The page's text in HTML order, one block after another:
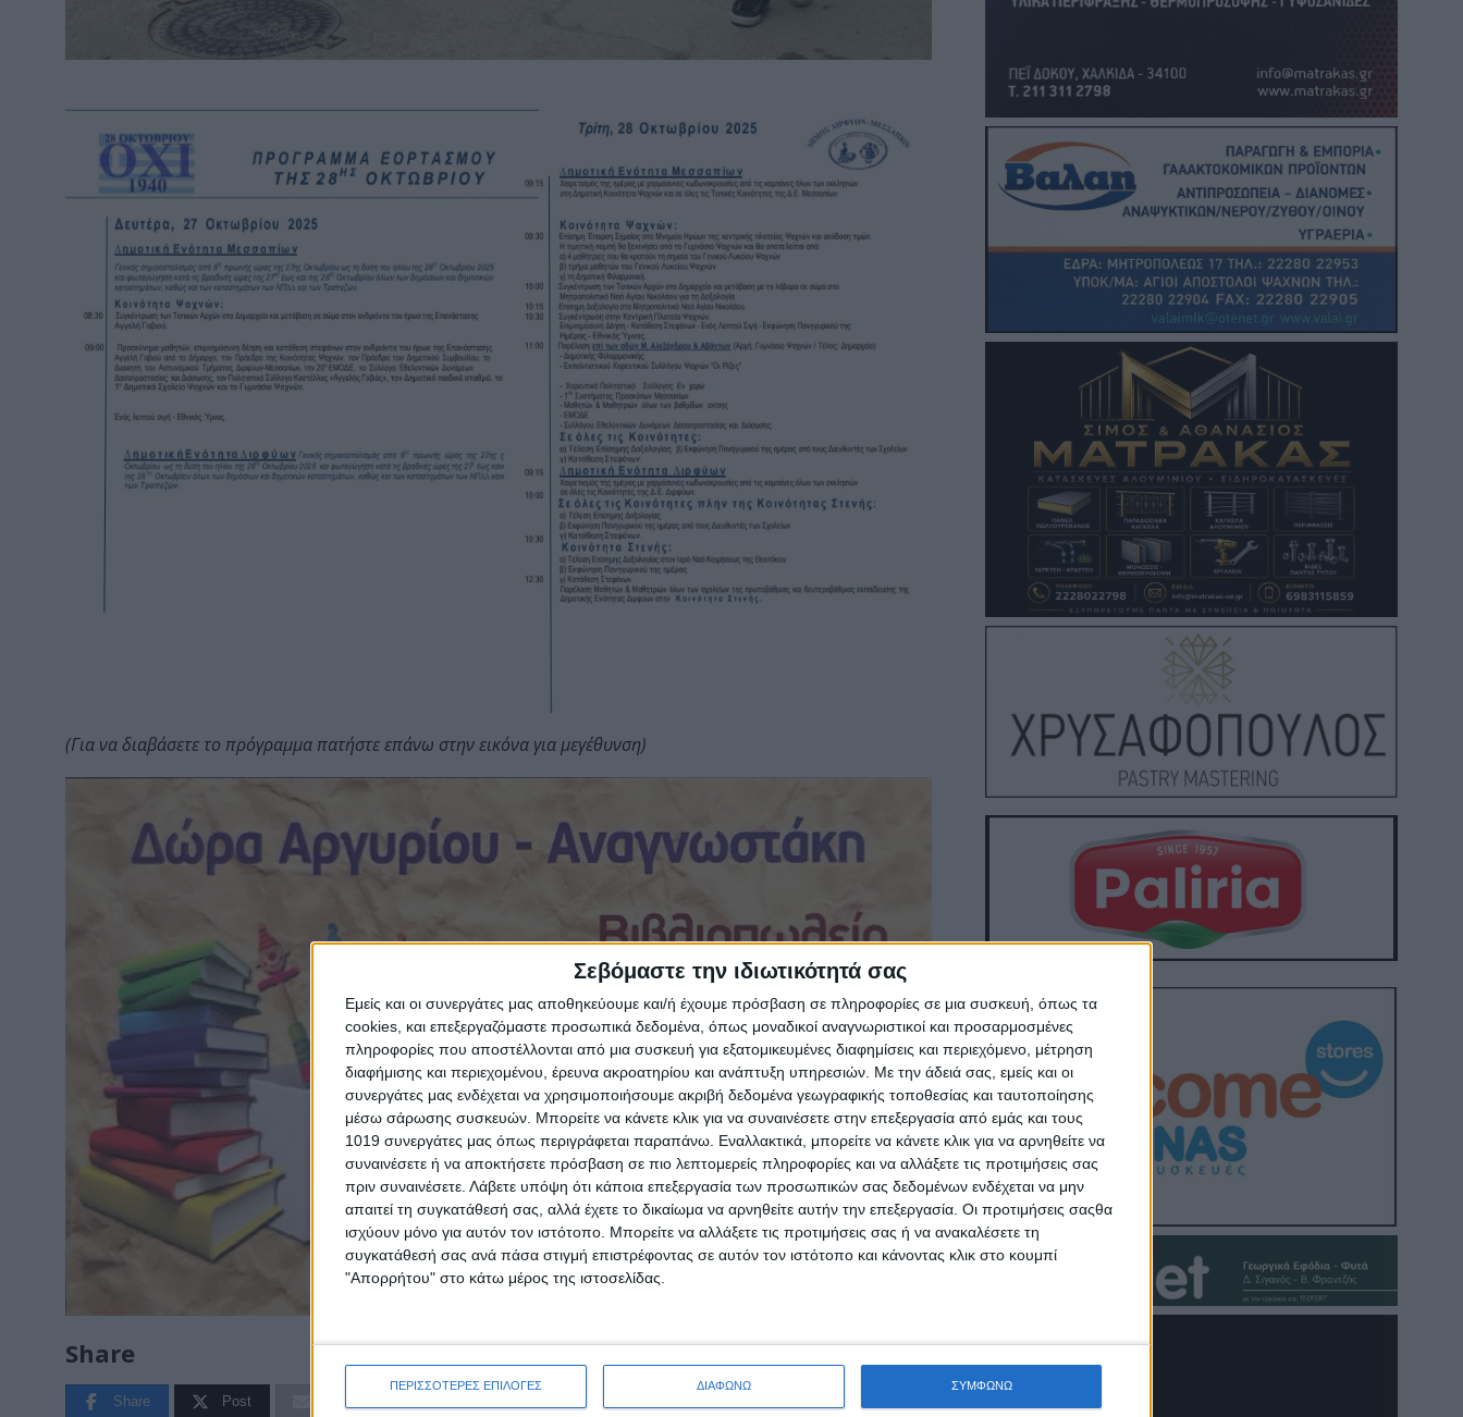
Σεβόμαστε την ιδιωτικότητά σας
Εμείς και οι συνεργάτες μας αποθηκεύουμε και/ή έχουμε πρόσβαση σε πληροφορίες σε μια συσκευή, όπως τα
cookies, και επεξεργαζόμαστε προσωπικά δεδομένα, όπως μοναδικοί αναγνωριστικοί και προσαρμοσμένες
πληροφορίες που αποστέλλονται από μια συσκευή για εξατομικευμένες διαφημίσεις και περιεχόμενο, μέτρηση
διαφήμισης και περιεχομένου, έρευνα ακροατηρίου και ανάπτυξη υπηρεσιών. Με την άδειά σας, εμείς και οι
συνεργάτες μας ενδέχεται να χρησιμοποιήσουμε ακριβή δεδομένα γεωγραφικής τοποθεσίας και ταυτοποίησης
μέσω σάρωσης συσκευών. Μπορείτε να κάνετε κλικ για να συναινέσετε στην επεξεργασία από εμάς και τους
1019 συνεργάτες μας όπως περιγράφεται παραπάνω. Εναλλακτικά, μπορείτε να κάνετε κλικ για να αρνηθείτε να
συναινέσετε ή να αποκτήσετε πρόσβαση σε πιο λεπτομερείς πληροφορίες και να αλλάξετε τις προτιμήσεις σας
πριν συναινέσετε. Λάβετε υπόψη ότι κάποια επεξεργασία των προσωπικών σας δεδομένων ενδέχεται να μην
απαιτεί τη συγκατάθεσή σας, αλλά έχετε το δικαίωμα να αρνηθείτε αυτήν την επεξεργασία. Οι προτιμήσεις σαςθα
ισχύουν μόνο για αυτόν τον ιστότοπο. Μπορείτε να αλλάξετε τις προτιμήσεις σας ή να ανακαλέσετε τη
συγκατάθεσή σας ανά πάσα στιγμή επιστρέφοντας σε αυτόν τον ιστότοπο και κάνοντας κλικ στο κουμπί
"Απορρήτου" στο κάτω μέρος της ιστοσελίδας.
ΠΕΡΙΣΣΟΤΕΡΕΣ ΕΠΙΛΟΓΕΣ ΔΙΑΦΩΝΩ ΣΥΜΦΩΝΩ
(Για να διαβάσετε το πρόγραμμα πατήστε επάνω στην εικόνα για μεγέθυνση)
Share
Share Post